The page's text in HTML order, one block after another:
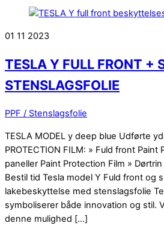
01 11 2023
TESLA Y FULL FRONT +
STENSLAGSFOLIE
PPF / Stenslagsfolie
TESLA MODEL y deep blue Udførte
PROTECTION FILM: » Fuld front Paint
paneller Paint Protection Film »
Bestil tid Tesla model Y Fuld front og
lakebeskyttelse med stenslagsfolie
symboliserer både innovation og stil.
denne mulighed […]